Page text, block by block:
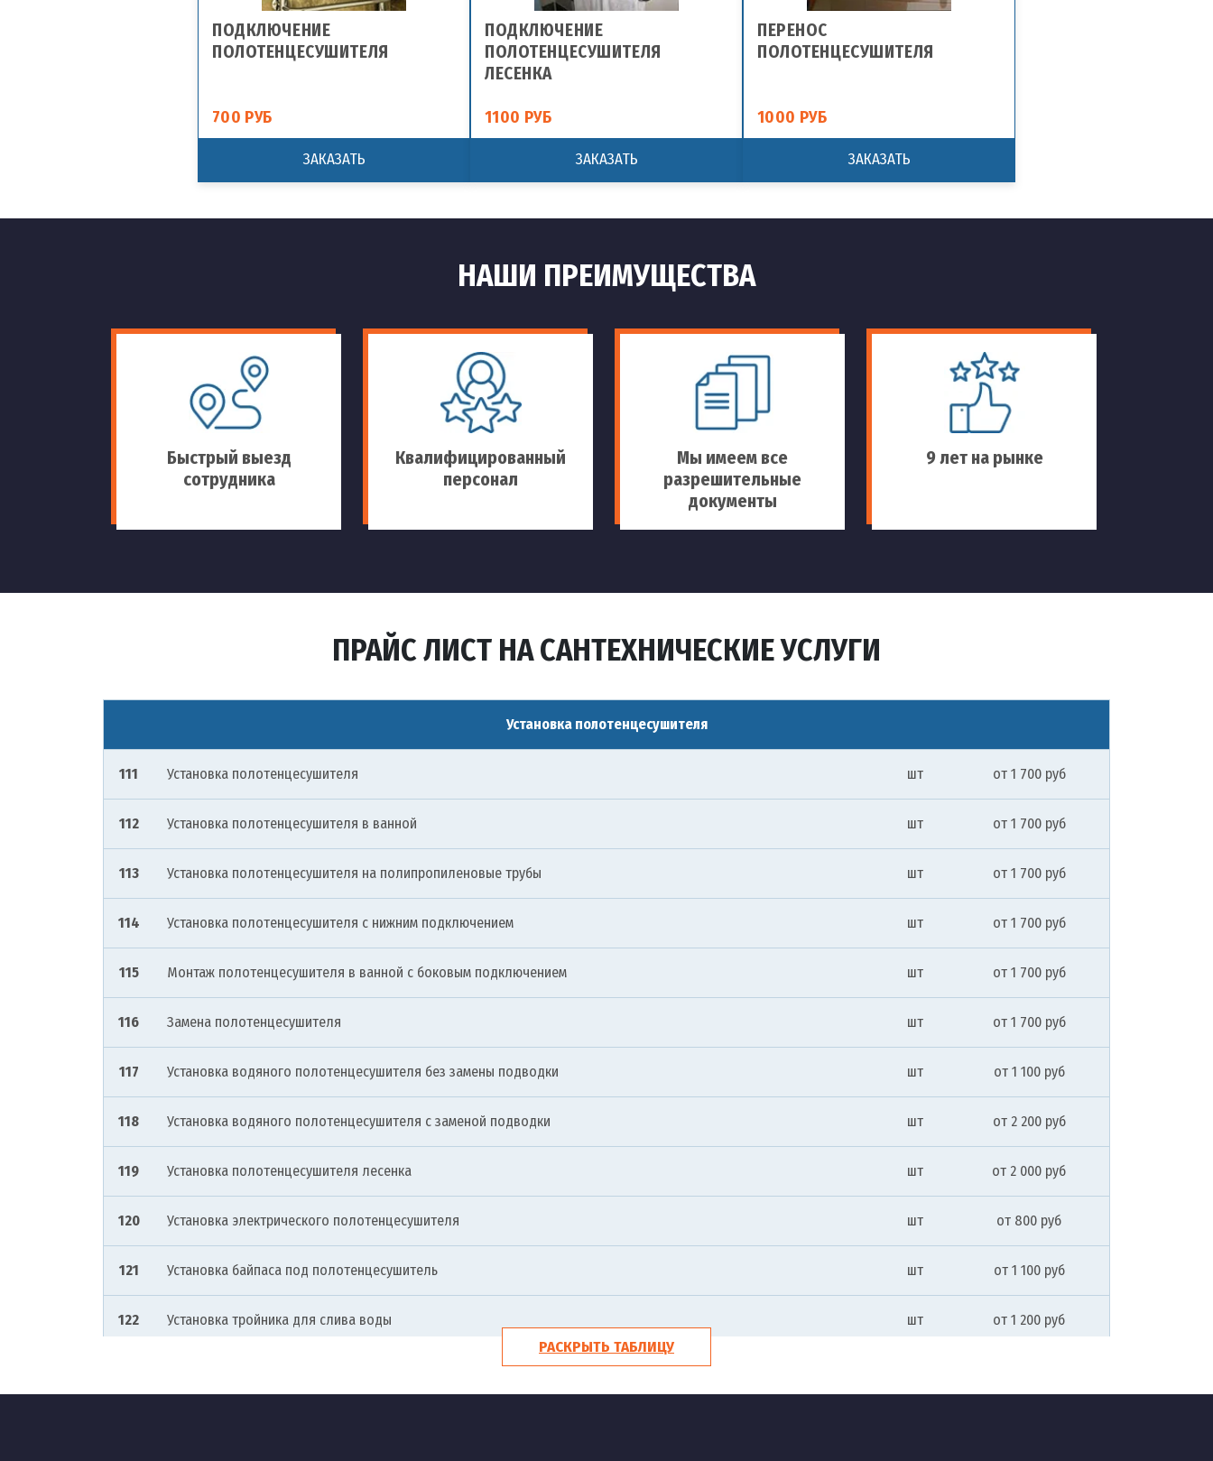
ПОДКЛЮЧЕНИЕ
ПОЛОТЕНЦЕСУШИТЕЛЯ
700 РУБ
ЗАКАЗАТЬ
ПОДКЛЮЧЕНИЕ
ПОЛОТЕНЦЕСУШИТЕЛЯ
ЛЕСЕНКА
1100 РУБ
ЗАКАЗАТЬ
ПЕРЕНОС
ПОЛОТЕНЦЕСУШИТЕЛЯ
1000 РУБ
ЗАКАЗАТЬ
НАШИ ПРЕИМУЩЕСТВА
Быстрый выезд
сотрудника
Квалифицированный
персонал
Мы имеем все
разрешительные
документы
9 лет на рынке
ПРАЙС ЛИСТ НА САНТЕХНИЧЕСКИЕ УСЛУГИ
Установка полотенцесушителя
111 Установка полотенцесушителя шт от 1 700 руб
112 Установка полотенцесушителя в ванной шт от 1 700 руб
113 Установка полотенцесушителя на полипропиленовые трубы шт от 1 700 руб
114 Установка полотенцесушителя с нижним подключением шт от 1 700 руб
115 Монтаж полотенцесушителя в ванной с боковым подключением шт от 1 700 руб
116 Замена полотенцесушителя шт от 1 700 руб
117 Установка водяного полотенцесушителя без замены подводки шт от 1 100 руб
118 Установка водяного полотенцесушителя с заменой подводки шт от 2 200 руб
119 Установка полотенцесушителя лесенка шт от 2 000 руб
120 Установка электрического полотенцесушителя шт от 800 руб
121 Установка байпаса под полотенцесушитель шт от 1 100 руб
122 Установка тройника для слива воды шт от 1 200 руб
РАСКРЫТЬ ТАБЛИЦУ